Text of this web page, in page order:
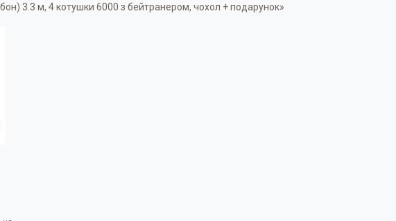
3.3 м, 4 котушки 6000 з бейтранером, чохол + подарунок»